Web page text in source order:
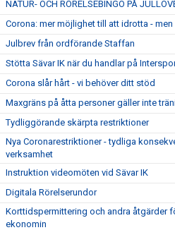
NATUR- OCH RÖRELSEBINGO PÅ
Corona: mer möjlighet till att idrotta -
Julbrev från ordförande Staffan
Stötta Sävar IK när du handlar på
Corona slår hårt - vi behöver ditt stöd
Maxgräns på åtta personer gäller inte
Tydliggörande skärpta restriktioner
Nya Coronarestriktioner - tydliga
verksamhet
Instruktion videomöten vid Sävar IK
Digitala Rörelserundor
Korttidspermittering och andra åtgärder
ekonomin